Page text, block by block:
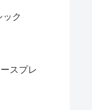
ク
スプレ